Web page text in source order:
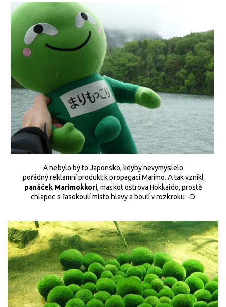
A nebylo by to Japonsko, kdyby nevymyslelo
pořádný reklamní produkt k propagaci Marimo. A tak vznikl
panáček Marimokkori, maskot ostrova Hokkaido, prostě
chlapec s řasokoulí místo hlavy a boulí v rozkroku :-D